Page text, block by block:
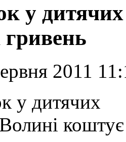
у
гривень
2011